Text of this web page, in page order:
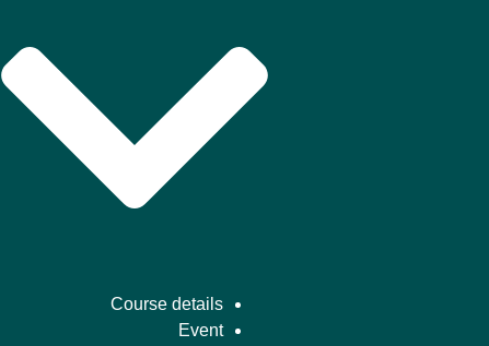
Course details
Event